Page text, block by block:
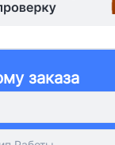
заказа